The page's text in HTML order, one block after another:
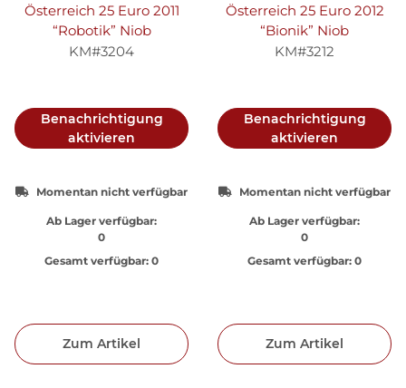
Österreich 25 Euro 2011
“Robotik” Niob
KM#3204
Benachrichtigung
aktivieren
Momentan nicht verfügbar
Ab Lager verfügbar:
0
Gesamt verfügbar: 0
Zum Artikel
Österreich 25 Euro 2012
“Bionik” Niob
KM#3212
Benachrichtigung
aktivieren
Momentan nicht verfügbar
Ab Lager verfügbar:
0
Gesamt verfügbar: 0
Zum Artikel